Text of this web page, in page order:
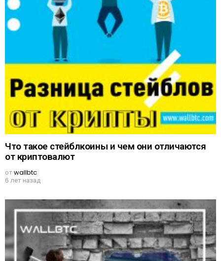
Что такое стейблкоины и чем они отличаются
от криптовалют
отwallbtc
6 лет назад